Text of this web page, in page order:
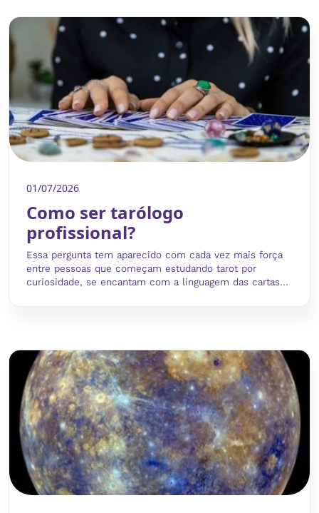
01/07/2026
Como ser tarólogo
profissional?
Essa pergunta tem aparecido com cada vez mais força
entre pessoas que começam estudando tarot por
curiosidade, se encantam com a linguagem das cartas...